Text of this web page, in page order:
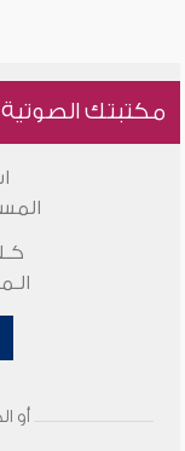
مكتبتك الصوتية
أو